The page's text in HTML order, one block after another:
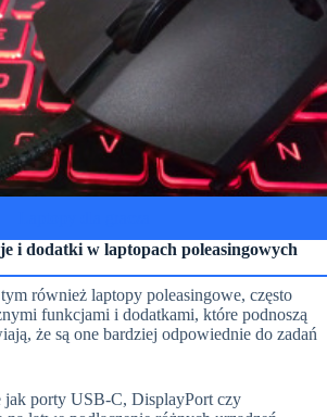
i dodatki w laptopach poleasingowych
również laptopy poleasingowe, często
funkcjami i dodatkami, które podnoszą
że są one bardziej odpowiednie do zadań
jak porty USB-C, DisplayPort czy